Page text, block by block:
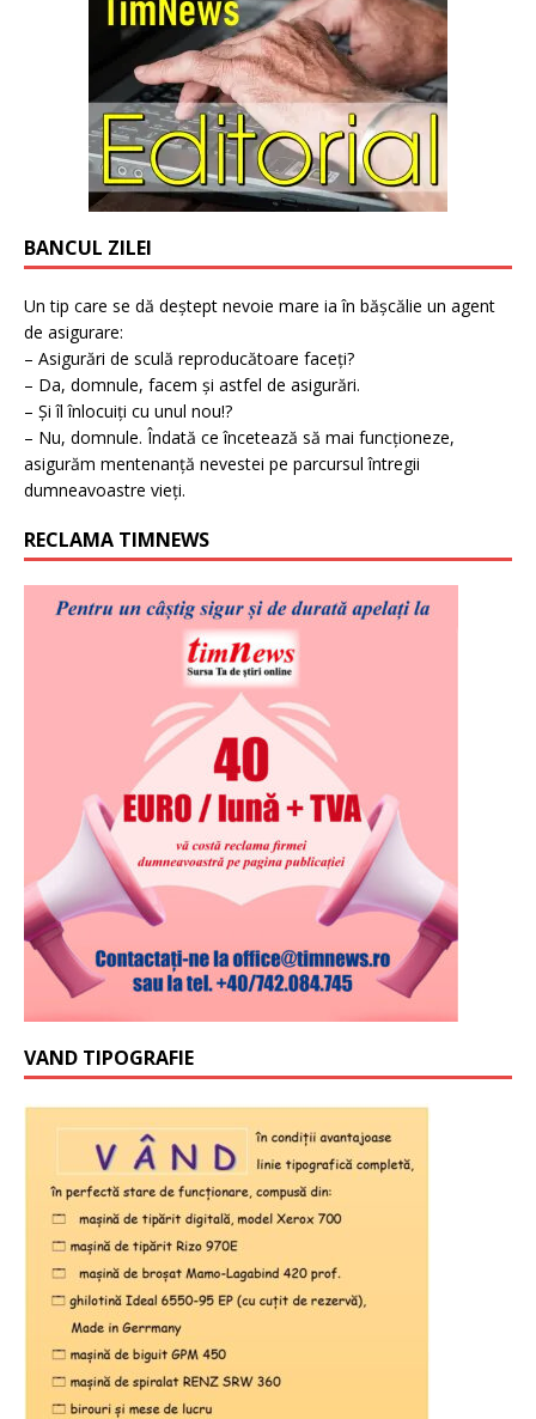
BANCUL ZILEI
Un tip care se dă deștept nevoie mare ia în bășcălie un agent
de asigurare:
– Asigurări de sculă reproducătoare faceți?
– Da, domnule, facem și astfel de asigurări.
– Și îl înlocuiți cu unul nou!?
– Nu, domnule. Îndată ce încetează să mai funcționeze,
asigurăm mentenanță nevestei pe parcursul întregii
dumneavoastre vieți.
RECLAMA TIMNEWS
VAND TIPOGRAFIE